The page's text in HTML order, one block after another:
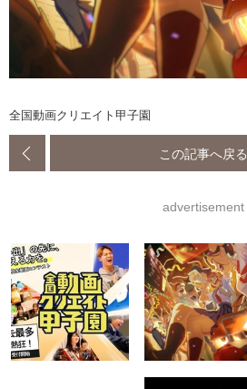
全国動画クリエイト甲子園
この記事へ戻る
advertisement